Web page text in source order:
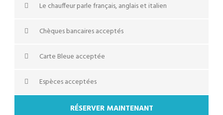
Le chauffeur parle français, anglais et italien
Chèques bancaires acceptés
Carte Bleue acceptée
Espèces acceptées
RÉSERVER MAINTENANT